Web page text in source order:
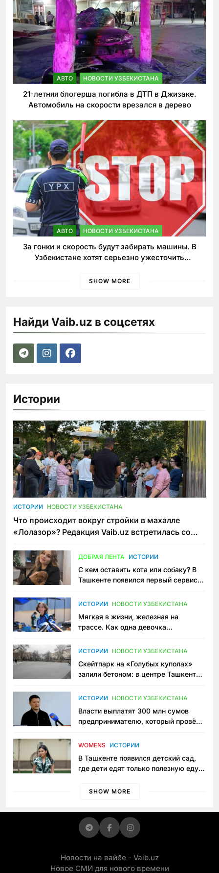
АВТО НОВОСТИ УЗБЕКИСТАНА
21-летняя блогерша погибла в ДТП в Джизаке.
Автомобиль на скорости врезался в дерево
АВТО НОВОСТИ УЗБЕКИСТАНА
За гонки и скорость будут забирать машины. В
Узбекистане хотят серьезно ужесточить
SHOW MORE
Найди Vaib.uz в соцсетях
Истории
ИСТОРИИ НОВОСТИ УЗБЕКИСТАНА
Что происходит вокруг стройки в махалле
«Лолазор»? Редакция Vaib.uz встретилась со
ДОБРАЯ ЛЕНТА ИСТОРИИ
С кем оставить кота или собаку? В
Ташкенте появился первый сервис
ИСТОРИИ НОВОСТИ УЗБЕКИСТАНА
Мягкая в жизни, железная на
трассе. Как одна девочка
Узбекистане
ИСТОРИИ НОВОСТИ УЗБЕКИСТАНА
Скейтпарк на «Голубых куполах»
залили бетоном: в центре Ташкента
пространство
ИСТОРИИ НОВОСТИ УЗБЕКИСТАНА
Власти выплатят 300 млн сумов
предпринимателю, который провёл
приговору
WOMENS ИСТОРИИ
В Ташкенте появился детский сад,
где дети едят только полезную еду.
просить «кашу без сахара»
SHOW MORE
Новости на вайбе - Vaib.uz
Новое СМИ для нового времени